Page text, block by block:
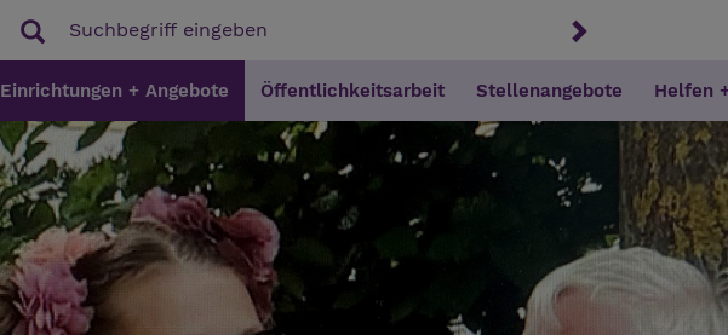
Einrichtungen + Angebote Öffentlichkeitsarbeit Stellenangebote Helfen